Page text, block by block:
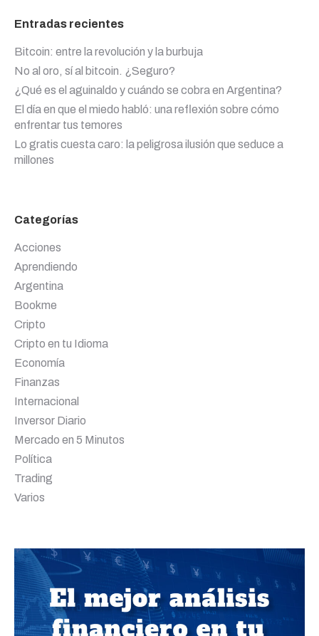
Entradas recientes
Bitcoin: entre la revolución y la burbuja
No al oro, sí al bitcoin. ¿Seguro?
¿Qué es el aguinaldo y cuándo se cobra en Argentina?
El día en que el miedo habló: una reflexión sobre cómo
enfrentar tus temores
Lo gratis cuesta caro: la peligrosa ilusión que seduce a
millones
Categorías
Acciones
Aprendiendo
Argentina
Bookme
Cripto
Cripto en tu Idioma
Economía
Finanzas
Internacional
Inversor Diario
Mercado en 5 Minutos
Política
Trading
Varios